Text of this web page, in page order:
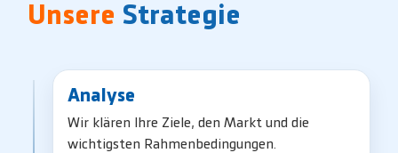
Unsere Strategie
Analyse
Wir klären Ihre Ziele, den Markt und die
wichtigsten Rahmenbedingungen.